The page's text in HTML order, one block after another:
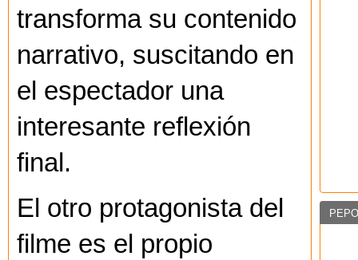
transforma su contenido
narrativo, suscitando en
el espectador una
interesante reflexión
final.
El otro protagonista del
filme es el propio